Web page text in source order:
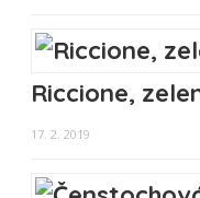
Riccione,
17. 2. 2019